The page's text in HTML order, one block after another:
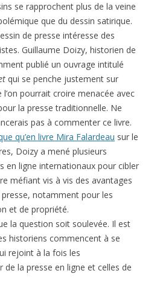
se rapprochent plus de la veine
que du dessin satirique.
de presse intéresse des
Guillaume Doizy, historien de
publié un ouvrage intitulé
qui se penche justement sur
l’on pourrait croire menacée avec
la presse traditionnelle. Ne
pas à commenter ce livre.
qu’en livre Mira Falardeau sur le
Doizy a mené plusieurs
en ligne internationaux pour cibler
méfiant vis à vis des avantages
notamment pour les
et de propriété.
la question soit soulevée. Il est
historiens commencent à se
rejoint à la fois les
de la presse en ligne et celles de